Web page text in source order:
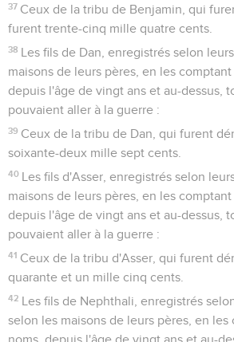
37 Ceux de la tribu de Benjamin, qui
furent trente-cinq mille quatre cents.
38 Les fils de Dan, enregistrés selon
maisons de leurs pères, en les comptant
depuis l'âge de vingt ans et au-dessus,
pouvaient aller à la guerre :
39 Ceux de la tribu de Dan, qui furent
soixante-deux mille sept cents.
40 Les fils d'Asser, enregistrés selon
maisons de leurs pères, en les comptant
depuis l'âge de vingt ans et au-dessus,
pouvaient aller à la guerre :
41 Ceux de la tribu d'Asser, qui furent
quarante et un mille cinq cents.
42 Les fils de Nephthali, enregistrés
selon les maisons de leurs pères, en les
noms, depuis l'âge de vingt ans et au-